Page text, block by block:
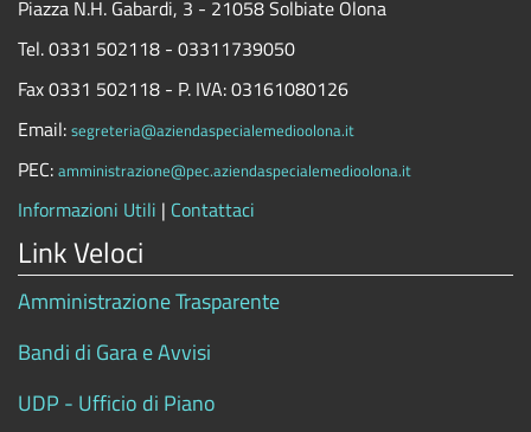
Piazza N.H. Gabardi, 3 - 21058 Solbiate Olona
Tel. 0331 502118 - 03311739050
Fax 0331 502118 - P. IVA: 03161080126
Email: segreteria@aziendaspecialemedioolona.it
PEC: amministrazione@pec.aziendaspecialemedioolona.it
Informazioni Utili | Contattaci
Link Veloci
Amministrazione Trasparente
Bandi di Gara e Avvisi
UDP - Ufficio di Piano